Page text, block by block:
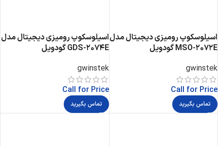
اسیلوسکوپ رومیزی دیجیتال مدل
MSO-2072E گودویل
gwinstek
Call for Price
تماس بگیرید
اسیلوسکوپ رومیزی دیجیتال مدل
GDS-2074E گودویل
gwinstek
Call for Price
تماس بگیرید